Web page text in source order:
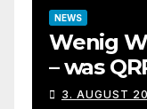
NEWS
Wenig
– was
3. AUGUST